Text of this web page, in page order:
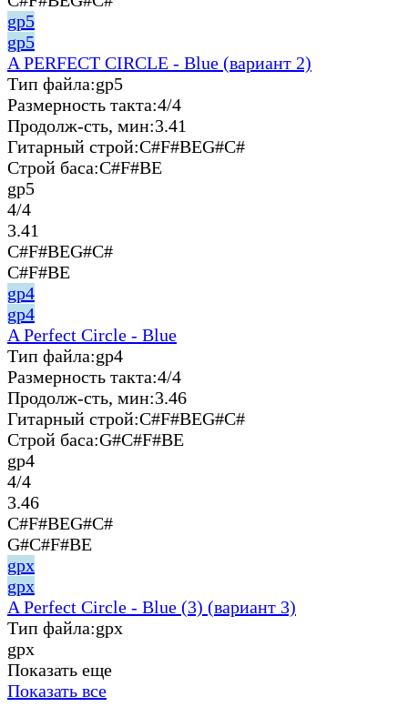
gp5
gp5
A PERFECT CIRCLE - Blue (вариант 2)
Тип файла:gp5
Размерность такта:4/4
Продолж-сть, мин:3.41
Гитарный строй:C#F#BEG#C#
Строй баса:C#F#BE
gp5
4/4
3.41
C#F#BEG#C#
C#F#BE
gp4
gp4
A Perfect Circle - Blue
Тип файла:gp4
Размерность такта:4/4
Продолж-сть, мин:3.46
Гитарный строй:C#F#BEG#C#
Строй баса:G#C#F#BE
gp4
4/4
3.46
C#F#BEG#C#
G#C#F#BE
gpx
gpx
A Perfect Circle - Blue (3) (вариант 3)
Тип файла:gpx
gpx
Показать еще
Показать все